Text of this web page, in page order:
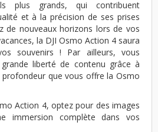
plus grands, qui contribuent
et à la précision de ses prises
de nouveaux horizons lors de vos
la DJI Osmo Action 4 saura
souvenirs ! Par ailleurs, vous
grande liberté de contenu grâce à
que vous offre la Osmo
Action 4, optez pour des images
immersion complète dans vos